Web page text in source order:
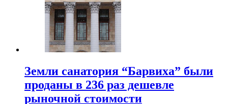
Земли санатория “Барвиха” были
проданы в 236 раз дешевле
рыночной стоимости